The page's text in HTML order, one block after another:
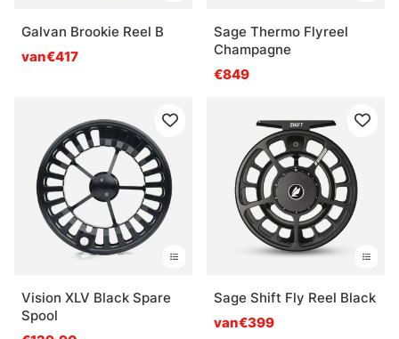
Galvan Brookie Reel B
van€417
Sage Thermo Flyreel
Champagne
€849
Vision XLV Black Spare
Spool
Sage Shift Fly Reel Black
van€399